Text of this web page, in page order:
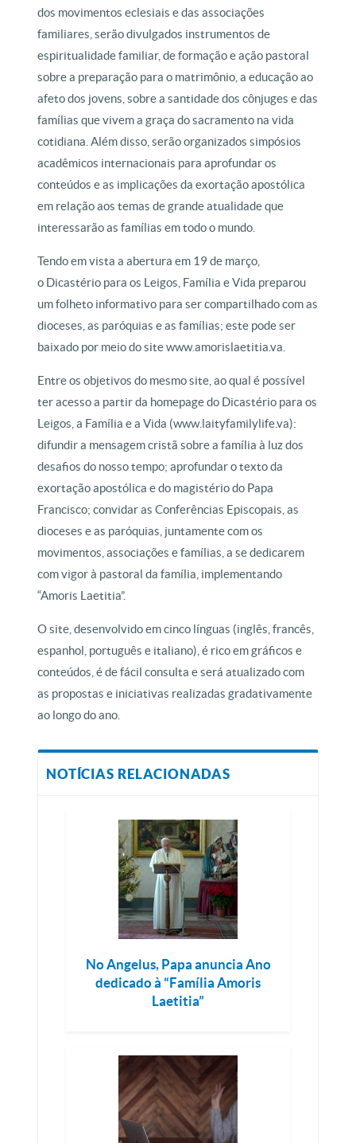
dos movimentos eclesiais e das associações
familiares, serão divulgados instrumentos de
espiritualidade familiar, de formação e ação pastoral
sobre a preparação para o matrimônio, a educação ao
afeto dos jovens, sobre a santidade dos cônjuges e das
famílias que vivem a graça do sacramento na vida
cotidiana. Além disso, serão organizados simpósios
acadêmicos internacionais para aprofundar os
conteúdos e as implicações da exortação apostólica
em relação aos temas de grande atualidade que
interessarão as famílias em todo o mundo.
Tendo em vista a abertura em 19 de março,
o Dicastério para os Leigos, Família e Vida preparou
um folheto informativo para ser compartilhado com as
dioceses, as paróquias e as famílias; este pode ser
baixado por meio do site www.amorislaetitia.va.
Entre os objetivos do mesmo site, ao qual é possível
ter acesso a partir da homepage do Dicastério para os
Leigos, a Família e a Vida (www.laityfamilylife.va):
difundir a mensagem cristã sobre a família à luz dos
desafios do nosso tempo; aprofundar o texto da
exortação apostólica e do magistério do Papa
Francisco; convidar as Conferências Episcopais, as
dioceses e as paróquias, juntamente com os
movimentos, associações e famílias, a se dedicarem
com vigor à pastoral da família, implementando
“Amoris Laetitia”.
O site, desenvolvido em cinco línguas (inglês, francês,
espanhol, português e italiano), é rico em gráficos e
conteúdos, é de fácil consulta e será atualizado com
as propostas e iniciativas realizadas gradativamente
ao longo do ano.
NOTÍCIAS RELACIONADAS
No Angelus, Papa anuncia Ano
dedicado à “Família Amoris
Laetitia”